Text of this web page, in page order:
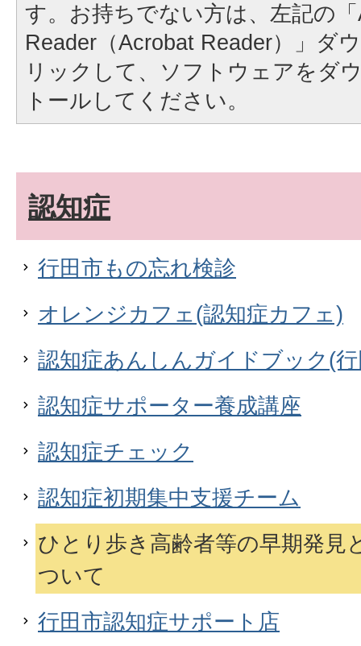
す。お持ちでない方は、左記の
Reader（Acrobat Reader）」ダ
リックして、ソフトウェアをダ
トールしてください。
認知症
行田市もの忘れ検診
オレンジカフェ(認知症カフェ)
認知症あんしんガイドブック(
認知症サポーター養成講座
認知症チェック
認知症初期集中支援チーム
ひとり歩き高齢者等の早期発見
ついて
行田市認知症サポート店